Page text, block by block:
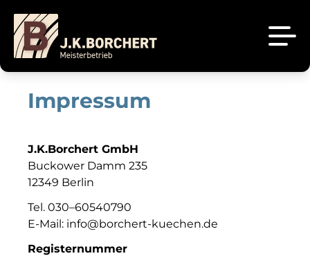
Küchenstudio
Unsere Projekte
Brigitte Küchen
Sachsenküchen
Über uns
Kontakt
Impressum
J.K.Borchert GmbH
Buckower Damm 235
12349 Berlin
Tel. 030–60540790
E-Mail: info@borchert-kuechen.de
Registernummer